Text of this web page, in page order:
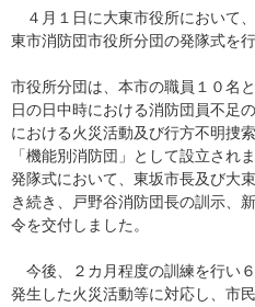
４月１日に大東市役所において
東市消防団市役所分団の発隊式を行
市役所分団は、本市の職員１０名
日の日中時における消防団員不足
における火災活動及び行方不明捜
「機能別消防団」として設立されま
発隊式において、東坂市長及び大
き続き、戸野谷消防団長の訓示、
令を交付しました。
今後、２カ月程度の訓練を行い
発生した火災活動等に対応し、市